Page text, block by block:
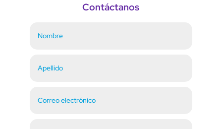
Contáctanos